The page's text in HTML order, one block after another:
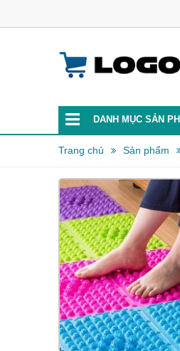
DANH MỤC SẢN
Trang chủ Sản phẩm